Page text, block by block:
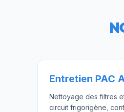
Entretien PAC
Nettoyage des filtres
circuit frigorigène,